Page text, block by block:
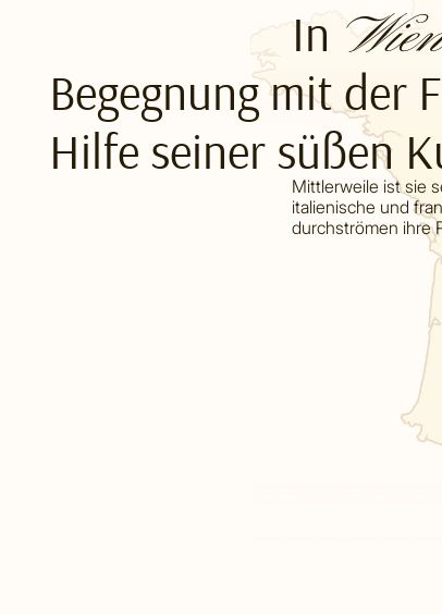
In
Begegnung mit der
Hilfe seiner süßen
Mittlerweile ist sie
italienische und
durchströmen ihre